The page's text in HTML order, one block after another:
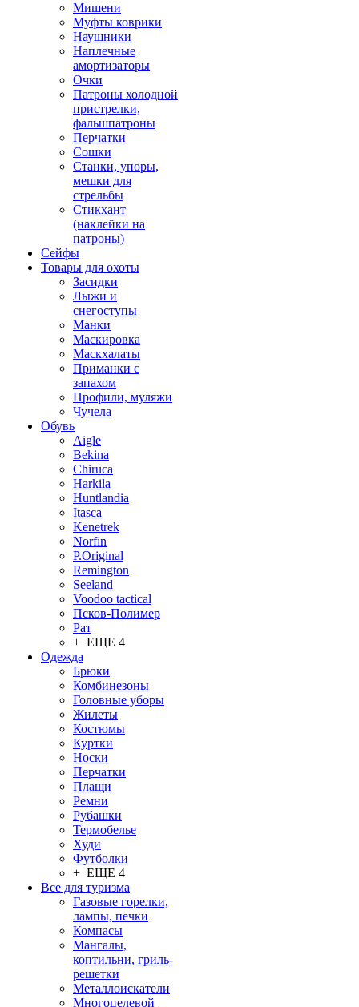
Мишени
Муфты коврики
Наушники
Наплечные
амортизаторы
Очки
Патроны холодной
пристрелки,
фальшпатроны
Перчатки
Сошки
Станки, упоры,
мешки для
стрельбы
Стикхант
(наклейки на
патроны)
Сейфы
Товары для охоты
Засидки
Лыжи и
снегоступы
Манки
Маскировка
Маскхалаты
Приманки с
запахом
Профили, муляжи
Чучела
Обувь
Aigle
Bekina
Chiruсa
Harkila
Huntlandia
Itasca
Kenetrek
Norfin
P.Original
Remington
Seeland
Voodoo tactical
Псков-Полимер
Рат
+ ЕЩЕ 4
Одежда
Брюки
Комбинезоны
Головные уборы
Жилеты
Костюмы
Куртки
Носки
Перчатки
Плащи
Ремни
Рубашки
Термобелье
Худи
Футболки
+ ЕЩЕ 4
Все для туризма
Газовые горелки,
лампы, печки
Компасы
Мангалы,
коптильни, гриль-
решетки
Металлоискатели
Многоцелевой